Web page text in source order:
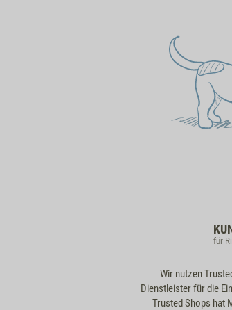
für
Wir nutzen
Dienstleister für die
Trusted Shops hat